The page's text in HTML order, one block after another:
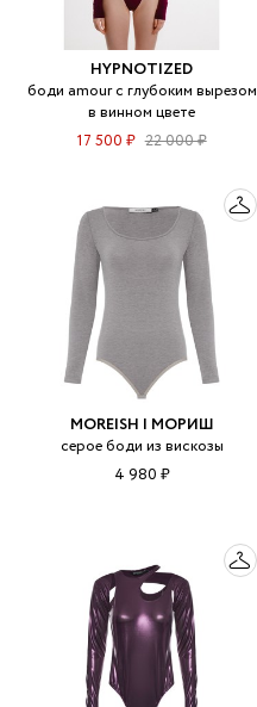
HYPNOTIZED
боди amour с глубоким вырезом
в винном цвете
17 500 ₽ 22 000 ₽
MOREISH | МОРИШ
серое боди из вискозы
4 980 ₽